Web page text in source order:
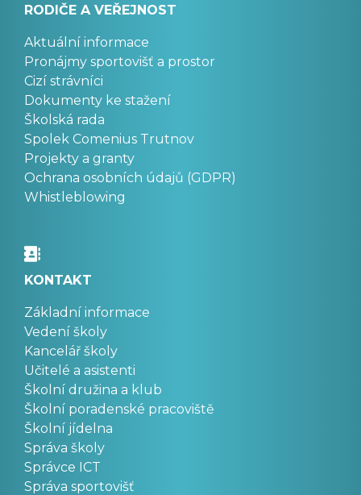
RODIČE A VEŘEJNOST
Aktuální informace
Pronájmy sportovišť a prostor
Cizí strávníci
Dokumenty ke stažení
Školská rada
Spolek Comenius Trutnov
Projekty a granty
Ochrana osobních údajů (GDPR)
Whistleblowing
KONTAKT
Základní informace
Vedení školy
Kancelář školy
Učitelé a asistenti
Školní družina a klub
Školní poradenské pracoviště
Školní jídelna
Správa školy
Správce ICT
Správa sportovišť